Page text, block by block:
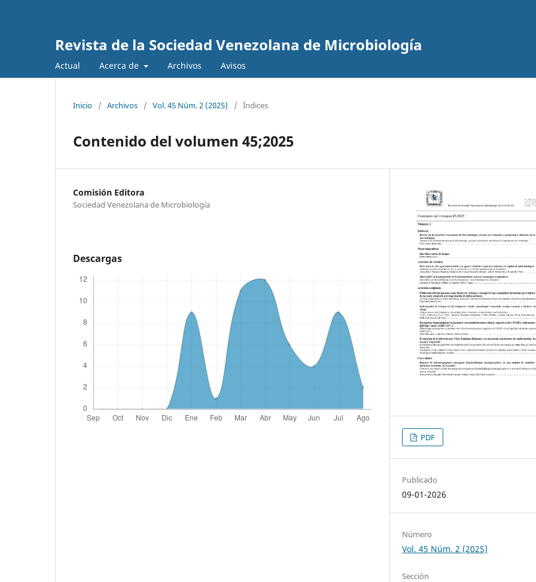
Revista de la Sociedad Venezolana de Microbiología
Actual Acerca de Archivos Avisos
Inicio / Archivos / Vol. 45 Núm. 2 (2025) / Índices
Contenido del volumen 45;2025
Comisión Editora
Sociedad Venezolana de Microbiología
Descargas
PDF
Publicado
09-01-2026
Número
Vol. 45 Núm. 2 (2025)
Sección